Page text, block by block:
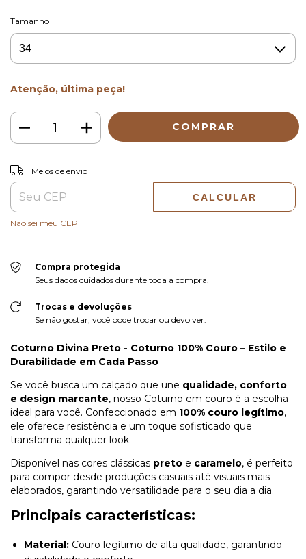
Tamanho
Atenção, última peça!
Entregas para o CEP:
Meios de envio
CALCULAR
Não sei meu CEP
Compra protegida
Seus dados cuidados durante toda a compra.
Trocas e devoluções
Se não gostar, você pode trocar ou devolver.
Coturno Divina Preto - Coturno 100% Couro – Estilo e
Durabilidade em Cada Passo
Se você busca um calçado que une qualidade, conforto
e design marcante, nosso Coturno em couro é a escolha
ideal para você. Confeccionado em 100% couro legítimo,
ele oferece resistência e um toque sofisticado que
transforma qualquer look.
Disponível nas cores clássicas preto e caramelo, é perfeito
para compor desde produções casuais até visuais mais
elaborados, garantindo versatilidade para o seu dia a dia.
Principais características:
Material: Couro legítimo de alta qualidade, garantindo